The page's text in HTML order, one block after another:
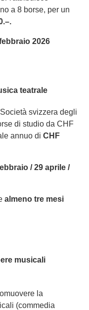
a 8 borse, per un
2026
teatrale
svizzera degli
di studio da CHF
annuo di CHF
/ 29 aprile /
almeno tre mesi
musicali
la
(commedia